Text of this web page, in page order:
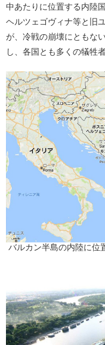
中あたりに位置する内陸
ヘルツェゴヴィナ等と旧
が、冷戦の崩壊にともな
し、各国とも多くの犠牲
バルカン半島の内陸に位